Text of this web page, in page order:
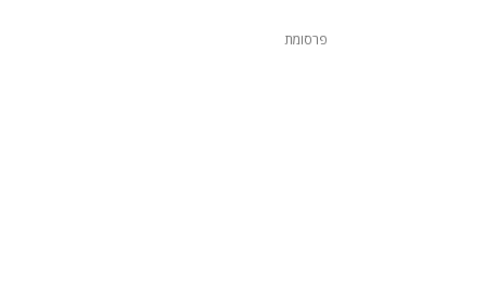
פרסומת